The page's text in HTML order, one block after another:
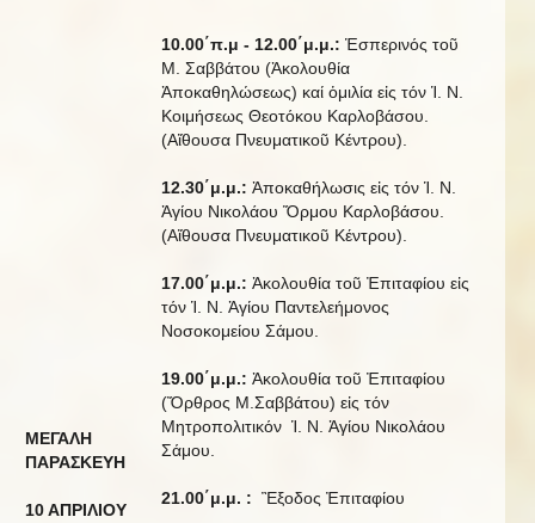
ΜΕΓΑΛΗ
ΠΑΡΑΣΚΕΥΗ
10 ΑΠΡΙΛΙΟΥ
10.00΄π.μ - 12.00΄μ.μ.: Ἑσπερινός τοῦ
Μ. Σαββάτου (Ἀκολουθία
Ἀποκαθηλώσεως) καί ὁμιλία εἰς τόν Ἱ. Ν.
Κοιμήσεως Θεοτόκου Καρλοβάσου.
(Αἴθουσα Πνευματικοῦ Κέντρου).
12.30΄μ.μ.: Ἀποκαθήλωσις εἰς τόν Ἱ. Ν.
Ἁγίου Νικολάου Ὅρμου Καρλοβάσου.
(Αἴθουσα Πνευματικοῦ Κέντρου).
17.00΄μ.μ.: Ἀκολουθία τοῦ Ἐπιταφίου εἰς
τόν Ἱ. Ν. Ἁγίου Παντελεήμονος
Νοσοκομείου Σάμου.
19.00΄μ.μ.: Ἀκολουθία τοῦ Ἐπιταφίου
(Ὄρθρος Μ.Σαββάτου) εἰς τόν
Μητροπολιτικόν Ἱ. Ν. Ἁγίου Νικολάου
Σάμου.
21.00΄μ.μ. : Ἒξοδος Ἐπιταφίου